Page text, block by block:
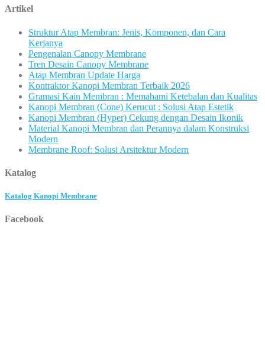
Artikel
Struktur Atap Membran: Jenis, Komponen, dan Cara
Kerjanya
Pengenalan Canopy Membrane
Tren Desain Canopy Membrane
Atap Membran Update Harga
Kontraktor Kanopi Membran Terbaik 2026
Gramasi Kain Membran : Memahami Ketebalan dan Kualitas
Kanopi Membran (Cone) Kerucut : Solusi Atap Estetik
Kanopi Membran (Hyper) Cekung dengan Desain Ikonik
Material Kanopi Membran dan Perannya dalam Konstruksi
Modern
Membrane Roof: Solusi Arsitektur Modern
Katalog
Katalog Kanopi Membrane
Facebook